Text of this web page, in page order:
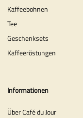
Kaffeebohnen
Tee
Geschenksets
Kaffeeröstungen
Informationen
Über Café du Jour